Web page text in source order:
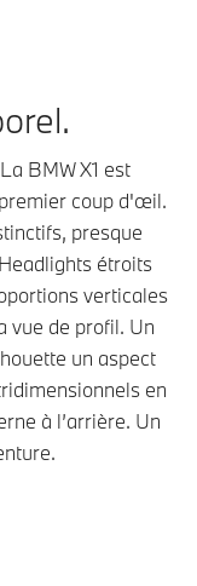
BMW X1 est
coup d'œil.
presque
étroits
verticales
vue de profil. Un
un aspect
en
à l’arrière. Un